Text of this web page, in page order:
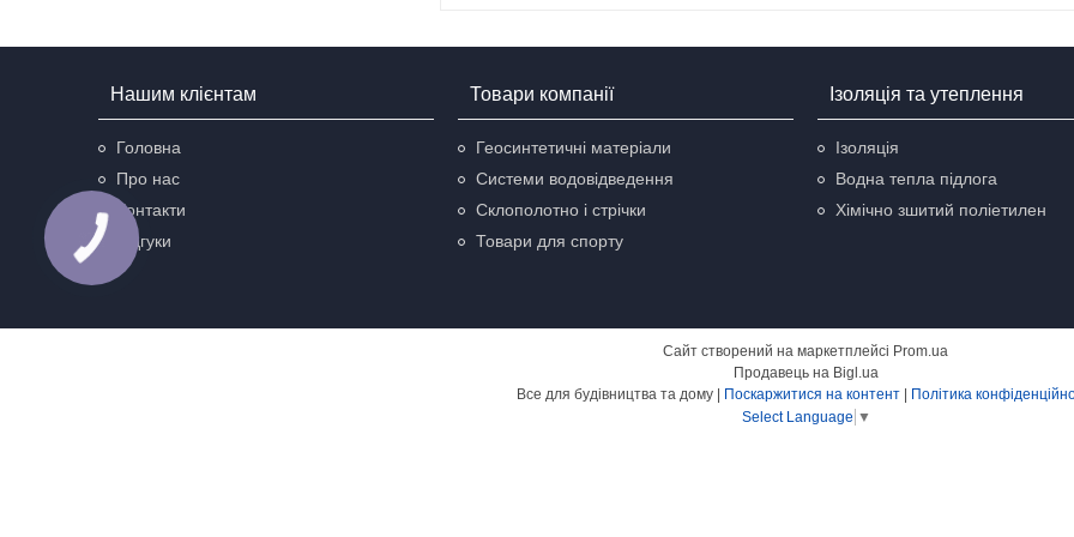
Нашим клієнтам
Головна
Про нас
Контакти
Відгуки
Товари компанії
Геосинтетичні матеріали
Системи водовідведення
Склополотно і стрічки
Товари для спорту
Ізоляція та утеплення
Ізоляція
Водна тепла підлога
Хімічно зшитий поліетилен
Сайт створений на маркетплейсі Prom.ua
Продавець на Bigl.ua
Поскаржитися на контент
Політика
Select Language ▼